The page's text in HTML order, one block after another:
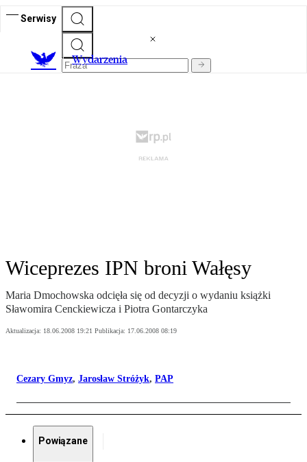
Serwisy
Wydarzenia
Wiceprezes IPN broni Wałęsy
Maria Dmochowska odcięła się od decyzji o wydaniu książki
Sławomira Cenckiewicza i Piotra Gontarczyka
Aktualizacja: 18.06.2008 19:21 Publikacja: 17.06.2008 08:19
Cezary Gmyz, Jarosław Stróżyk, PAP
Powiązane